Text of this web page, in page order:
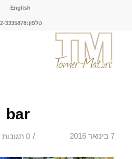
English
טלפון:052-3335878
bar
7 בינואר 2016 / 0 תגובות